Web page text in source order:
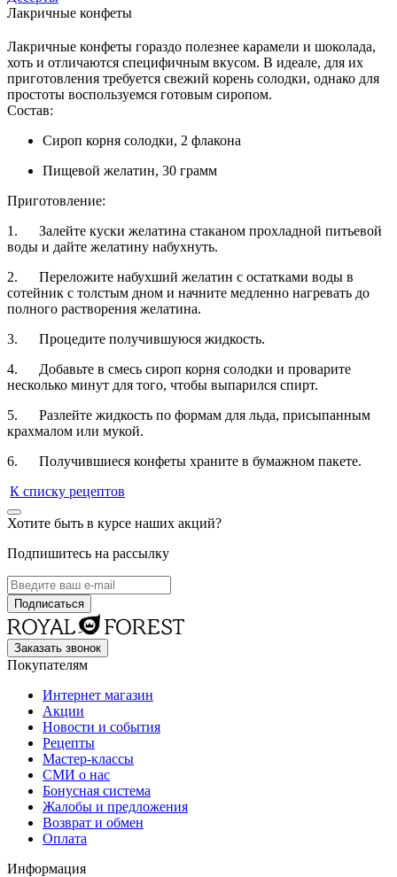
Лакричные конфеты
Лакричные конфеты гораздо полезнее карамели и шоколада,
хоть и отличаются специфичным вкусом. В идеале, для их
приготовления требуется свежий корень солодки, однако для
простоты воспользуемся готовым сиропом.
Состав:
Сироп корня солодки, 2 флакона
Пищевой желатин, 30 грамм
Приготовление:
1. Залейте куски желатина стаканом прохладной питьевой
воды и дайте желатину набухнуть.
2. Переложите набухший желатин с остатками воды в
сотейник с толстым дном и начните медленно нагревать до
полного растворения желатина.
3. Процедите получившуюся жидкость.
4. Добавьте в смесь сироп корня солодки и проварите
несколько минут для того, чтобы выпарился спирт.
5. Разлейте жидкость по формам для льда, присыпанным
крахмалом или мукой.
6. Получившиеся конфеты храните в бумажном пакете.
К списку рецептов
Хотите быть в курсе наших акций?
Подпишитесь на рассылку
Заказать звонок
Покупателям
Интернет магазин
Акции
Новости и события
Рецепты
Мастер-классы
СМИ о нас
Бонусная система
Жалобы и предложения
Возврат и обмен
Оплата
Информация